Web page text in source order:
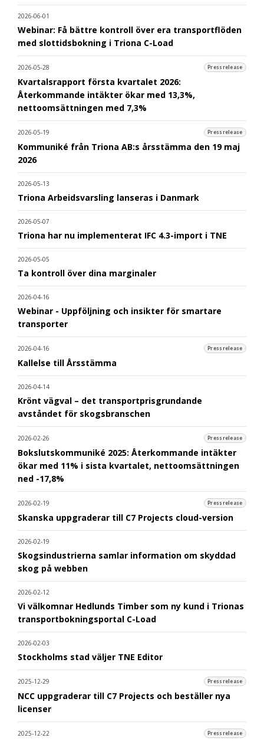
2026-06-01
Webinar: Få bättre kontroll över era transportflöden
med slottidsbokning i Triona C-Load
2026-05-28 Pressrelease
Kvartalsrapport första kvartalet 2026:
Återkommande intäkter ökar med 13,3%,
nettoomsättningen med 7,3%
2026-05-19 Pressrelease
Kommuniké från Triona AB:s årsstämma den 19 maj
2026
2026-05-13
Triona Arbeidsvarsling lanseras i Danmark
2026-05-07
Triona har nu implementerat IFC 4.3-import i TNE
2026-05-05
Ta kontroll över dina marginaler
2026-04-16
Webinar - Uppföljning och insikter för smartare
transporter
2026-04-16 Pressrelease
Kallelse till Årsstämma
2026-04-14
Krönt vägval – det transportprisgrundande
avståndet för skogsbranschen
2026-02-26 Pressrelease
Bokslutskommuniké 2025: Återkommande intäkter
ökar med 11% i sista kvartalet, nettoomsättningen
ned -17,8%
2026-02-19 Pressrelease
Skanska uppgraderar till C7 Projects cloud-version
2026-02-19
Skogsindustrierna samlar information om skyddad
skog på webben
2026-02-12
Vi välkomnar Hedlunds Timber som ny kund i Trionas
transportbokningsportal C-Load
2026-02-03
Stockholms stad väljer TNE Editor
2025-12-29 Pressrelease
NCC uppgraderar till C7 Projects och beställer nya
licenser
2025-12-22 Pressrelease